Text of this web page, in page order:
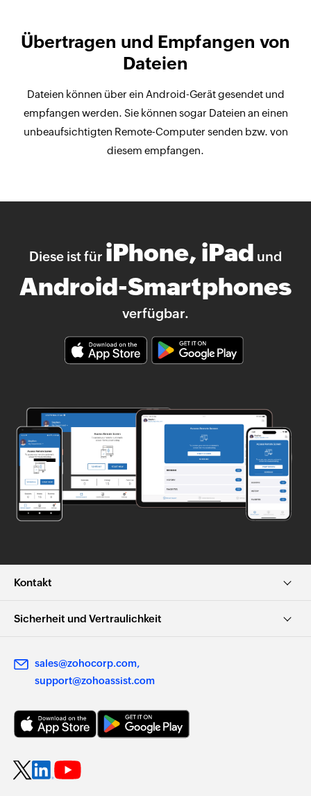
Übertragen und Empfangen von
Dateien
Dateien können über ein Android-Gerät gesendet und
empfangen werden. Sie können sogar Dateien an einen
unbeaufsichtigten Remote-Computer senden bzw. von
diesem empfangen.
Diese ist für iPhone, iPad und
Android-Smartphones
verfügbar.
Kontakt
Sicherheit und Vertraulichkeit
sales@zohocorp.com
support@zohoassist.com